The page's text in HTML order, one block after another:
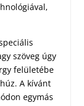
szöveg úgy
felületébe
A kívánt
egymás